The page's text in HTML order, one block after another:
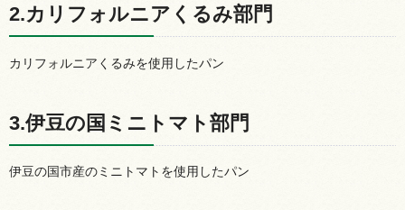
2.カリフォルニアくるみ部門
カリフォルニアくるみを使用したパン
3.伊豆の国ミニトマト部門
伊豆の国市産のミニトマトを使用したパン